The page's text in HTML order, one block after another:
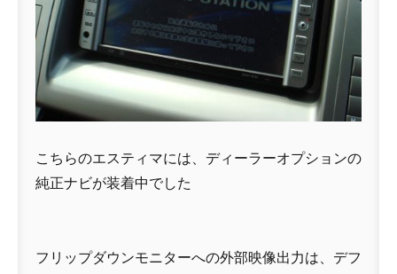
こちらのエスティマには、ディーラーオプションの
純正ナビが装着中でした
フリップダウンモニターへの外部映像出力は、デフ